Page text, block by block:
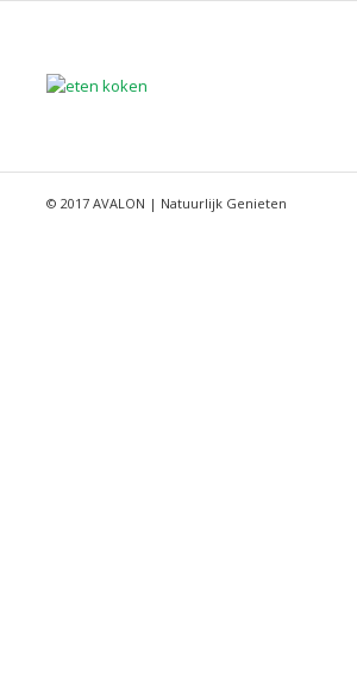
© 2017 AVALON | Natuurlijk Genieten